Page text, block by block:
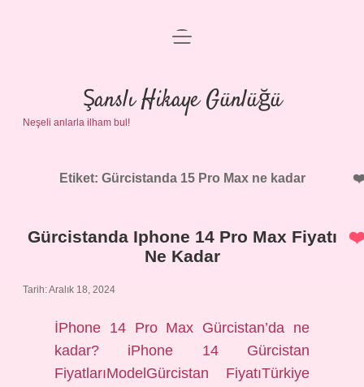
Anasayfa
Gizlilik Politikası
menüyü
Şanslı Hikaye Günlüğü
Neşeli anlarla ilham bul!
Etiket: Gürcistanda 15 Pro Max ne kadar
Gürcistanda Iphone 14 Pro Max Fiyatı
Ne Kadar
Tarih: Aralık 18, 2024
İPhone 14 Pro Max Gürcistan’da ne
kadar? iPhone 14 Gürcistan
FiyatlarıModelGürcistan FiyatıTürkiye